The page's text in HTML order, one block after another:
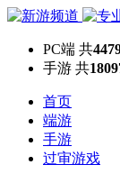
PC端 共
手游 共
首页
端游
手游
过审游戏